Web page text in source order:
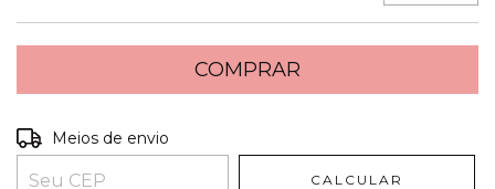
Entregas para o CEP:
Meios de envio
CALCULAR